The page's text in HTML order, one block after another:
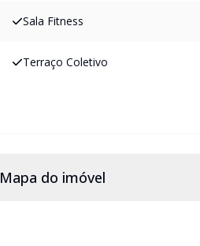
Sala Fitness
Terraço Coletivo
Mapa do imóvel